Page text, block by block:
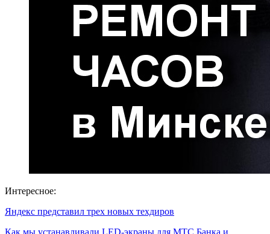
Интересное:
Яндекс представил трех новых техдиров
Как мы устанавливали LED-экраны для МТС Банка и